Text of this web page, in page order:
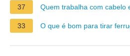
37 Quem trabalha com cabelo
33 O que é bom para tirar